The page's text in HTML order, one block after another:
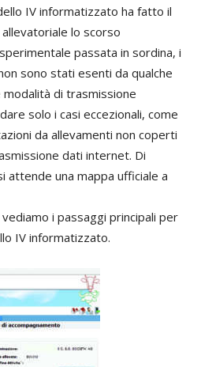
IV informatizzato ha fatto il
lo scorso
passata in sordina, i
sono stati esenti da qualche
di trasmissione
solo i casi eccezionali, come
da allevamenti non coperti
dati internet. Di
attende una mappa ufficiale a
i passaggi principali per
IV informatizzato.